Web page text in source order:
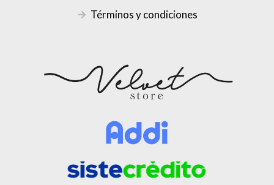
Términos y condiciones